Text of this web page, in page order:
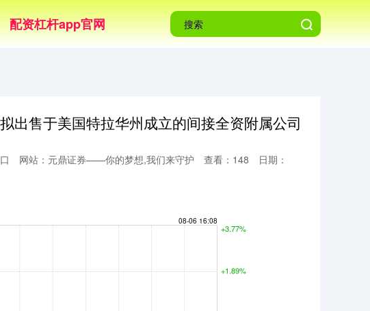
配资杠杆app官网
出售于美国特拉华州成立的间接全资附属公司
网站：元鼎证券——你的梦想,我们来守护 查看：148
日期：